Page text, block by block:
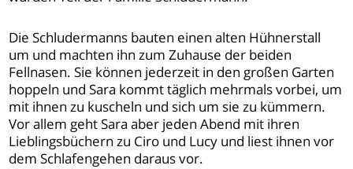
Die Schludermanns bauten einen alten Hühnerstall
um und machten ihn zum Zuhause der beiden
Fellnasen. Sie können jederzeit in den großen Garten
hoppeln und Sara kommt täglich mehrmals vorbei, um
mit ihnen zu kuscheln und sich um sie zu kümmern.
Vor allem geht Sara aber jeden Abend mit ihren
Lieblingsbüchern zu Ciro und Lucy und liest ihnen vor
dem Schlafengehen daraus vor.